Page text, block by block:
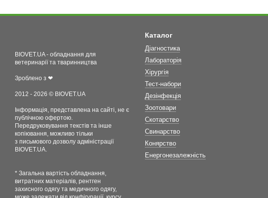
BIOVET.UA - обладнання для
ветеринарії та тваринництва
Зроблено з ❤
2012 - 2026 © BIOVET.UA
Інформація, представлена на сайті, не є
публічною офертою.
Передруковування текстів та інше
копіювання, можливо тільки
з письмового дозволу адміністрації
BIOVET.UA.
* Загальна вартість обладнання,
витратних матеріалів, рентген
захисного одягу та медичного одягу,
Каталог
Діагностика
Лабораторія
Хірургія
Тест-набори
Дезінфекція
Зоотовари
Скотарство
Свинарство
Конярство
Енергонезалежність